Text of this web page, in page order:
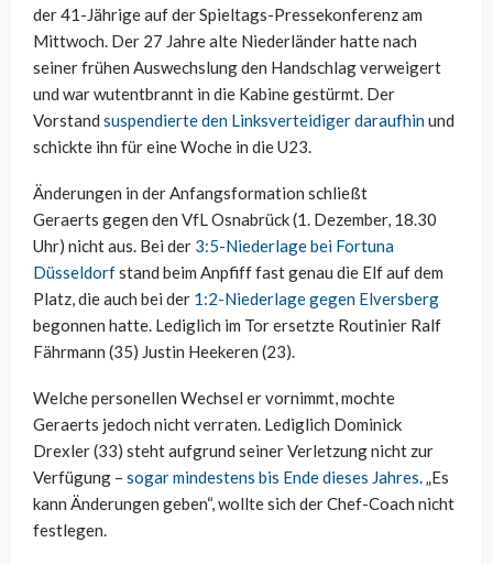
der 41-Jährige auf der Spieltags-Pressekonferenz am
Mittwoch. Der 27 Jahre alte Niederländer hatte nach
seiner frühen Auswechslung den Handschlag verweigert
und war wutentbrannt in die Kabine gestürmt. Der
Vorstand suspendierte den Linksverteidiger daraufhinund
schickte ihn für eine Woche in die U23.
Änderungen in der Anfangsformation schließt
Geraerts gegen den VfL Osnabrück (1. Dezember, 18.30
Uhr) nicht aus. Bei der 3:5-Niederlage bei Fortuna
Düsseldorfstand beim Anpfiff fast genau die Elf auf dem
Platz, die auch bei der 1:2-Niederlage gegen Elversberg
begonnen hatte. Lediglich im Tor ersetzte Routinier Ralf
Fährmann (35) Justin Heekeren (23).
Welche personellen Wechsel er vornimmt, mochte
Geraerts jedoch nicht verraten. Lediglich Dominick
Drexler (33) steht aufgrund seiner Verletzung nicht zur
Verfügung – sogar mindestens bis Ende dieses Jahres. „Es
kann Änderungen geben“, wollte sich der Chef-Coach nicht
festlegen.